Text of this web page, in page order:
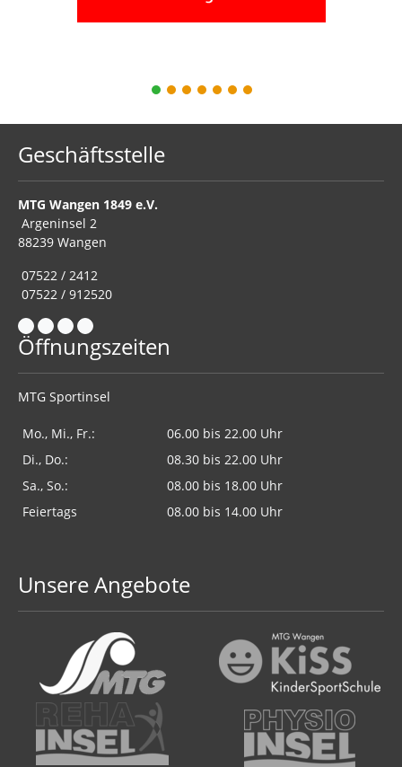
1 2 3 4 5 6 7
Geschäftsstelle
MTG Wangen 1849 e.V.
Argeninsel 2
88239 Wangen
07522 / 2412
07522 / 912520
Öffnungszeiten
MTG Sportinsel
Mo., Mi., Fr.:
06.00 bis 22.00 Uhr
Di., Do.:
08.30 bis 22.00 Uhr
Sa., So.:
08.00 bis 18.00 Uhr
Feiertags
08.00 bis 14.00 Uhr
Unsere Angebote